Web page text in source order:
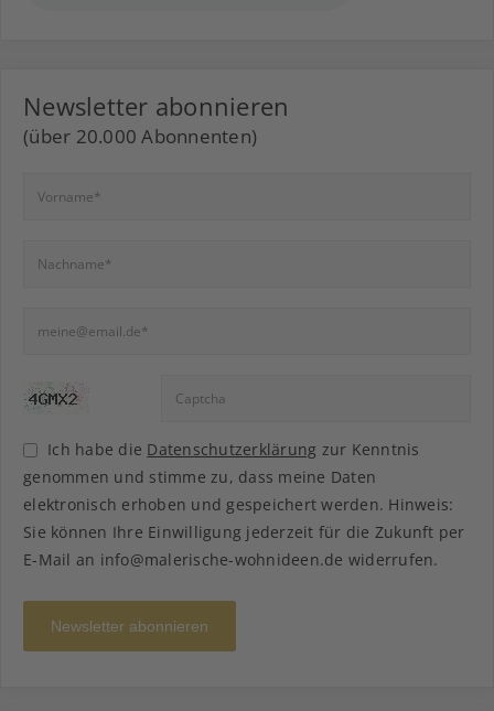
Newsletter abonnieren
(über 20.000 Abonnenten)
Ich habe die Datenschutzerklärung zur Kenntnis
genommen und stimme zu, dass meine Daten
elektronisch erhoben und gespeichert werden. Hinweis:
Sie können Ihre Einwilligung jederzeit für die Zukunft per
E-Mail an info@malerische-wohnideen.de widerrufen.